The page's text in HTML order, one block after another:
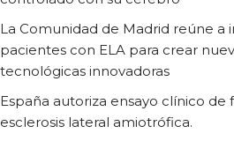
La Comunidad de Madrid reúne a
pacientes con ELA para crear
tecnológicas innovadoras
España autoriza ensayo clínico de
esclerosis lateral amiotrófica.